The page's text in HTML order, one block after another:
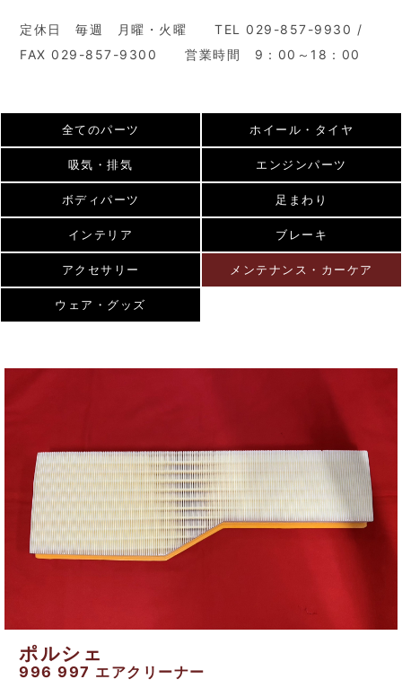
定休日 毎週 月曜・火曜 TEL 029-857-9930 /
FAX 029-857-9300 営業時間 9：00～18：00
全てのパーツ ホイール・タイヤ
吸気・排気 エンジンパーツ
ボディパーツ 足まわり
インテリア ブレーキ
アクセサリー メンテナンス・カーケア
ウェア・グッズ
ポルシェ
996 997 エアクリーナー